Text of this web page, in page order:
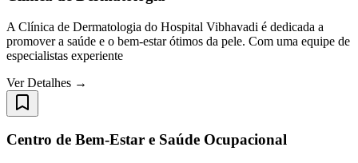
A Clínica de Dermatologia do Hospital Vibhavadi é dedicada a
promover a saúde e o bem-estar ótimos da pele. Com uma equipe de
especialistas experiente
Ver Detalhes →
Centro de Bem-Estar e Saúde Ocupacional